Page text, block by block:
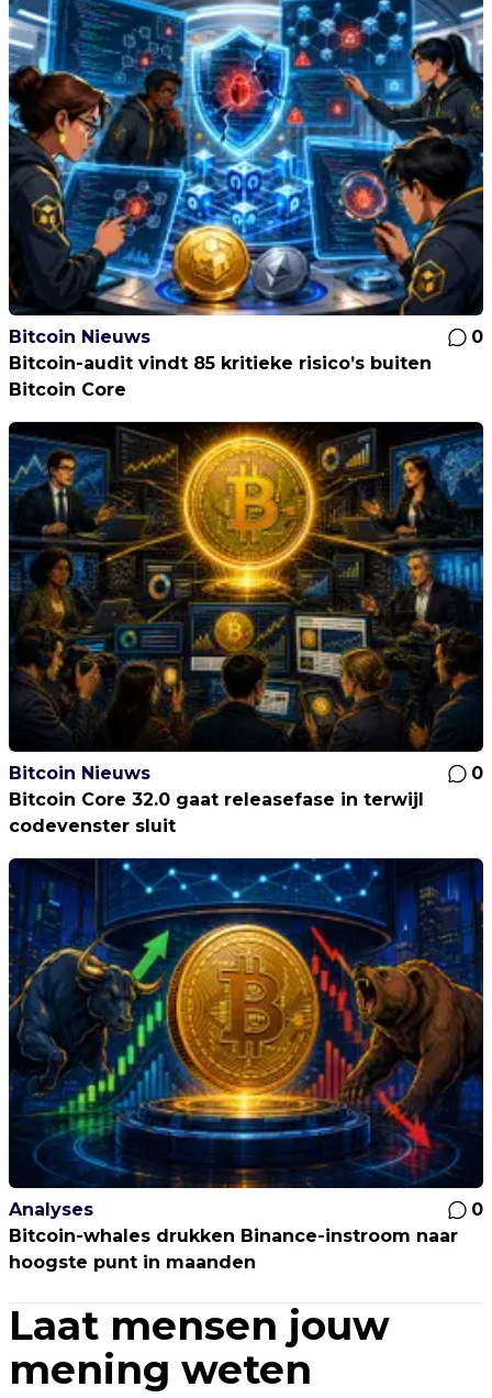
Bitcoin Nieuws
0
Bitcoin-audit vindt 85 kritieke risico’s buiten
Bitcoin Core
Bitcoin Nieuws
0
Bitcoin Core 32.0 gaat releasefase in terwijl
codevenster sluit
Analyses
0
Bitcoin-whales drukken Binance-instroom naar
hoogste punt in maanden
Laat mensen jouw
mening weten